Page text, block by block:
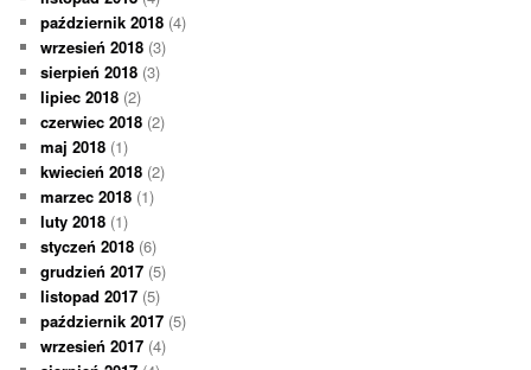
październik 2018 (4)
wrzesień 2018 (3)
sierpień 2018 (3)
lipiec 2018 (2)
czerwiec 2018 (2)
maj 2018 (1)
kwiecień 2018 (2)
marzec 2018 (1)
luty 2018 (1)
styczeń 2018 (6)
grudzień 2017 (5)
listopad 2017 (5)
październik 2017 (5)
wrzesień 2017 (4)